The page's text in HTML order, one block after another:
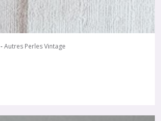
-Autres Perles Vintage